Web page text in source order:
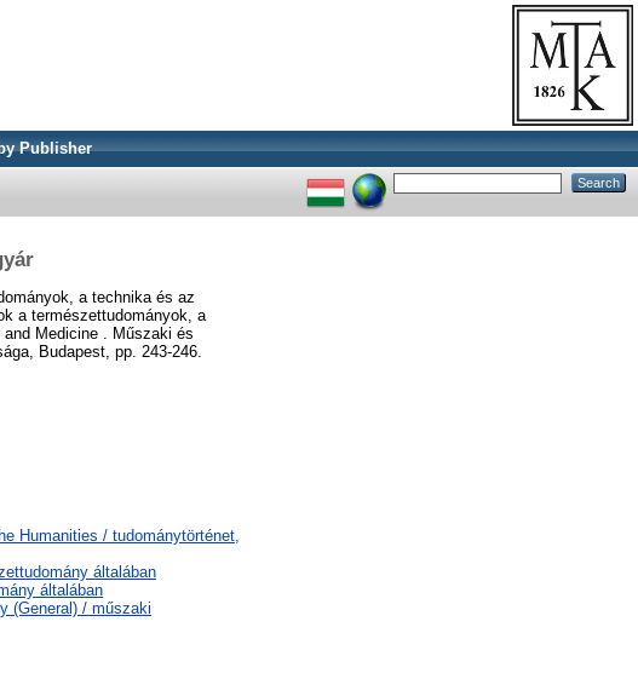
Publisher
a technika és az
a természettudományok, a
Medicine . Műszaki és
Budapest, pp. 243-246.
Humanities / tudománytörténet,
általában
általában
(General) / műszaki